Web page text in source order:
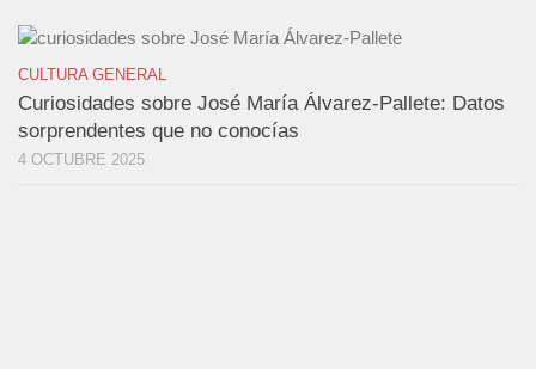
CULTURA GENERAL
Curiosidades sobre José María Álvarez-Pallete: Datos
sorprendentes que no conocías
4 OCTUBRE 2025